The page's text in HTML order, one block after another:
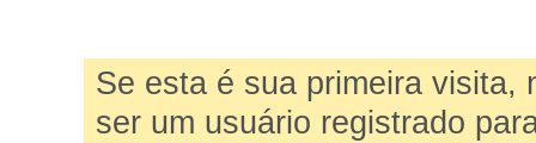
Se esta é sua primeira
ser um usuário registrado